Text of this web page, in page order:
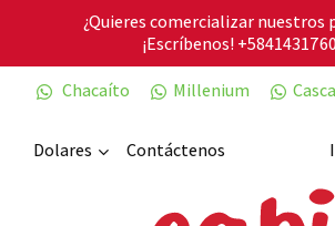
¿Quieres comercializar nuestros
¡Escríbenos!
Chacaíto
Millenium
Dolares Contáctenos